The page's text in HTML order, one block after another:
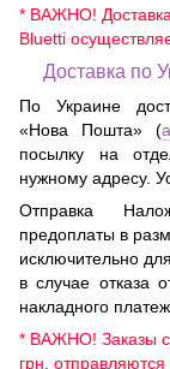
* ВАЖНО!
Bluetti
Доставка по
По Украине
«Нова Пошта» (
посылку на
нужному адресу.
Отправка
предоплаты в
исключительно
в случае отказа
накладного
* ВАЖНО! Заказы
грн.